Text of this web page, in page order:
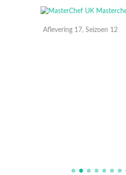
Aflevering 17, Seizoen 12